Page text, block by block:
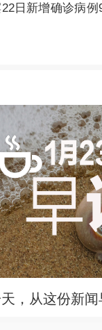
日新增确诊病
，从这份新